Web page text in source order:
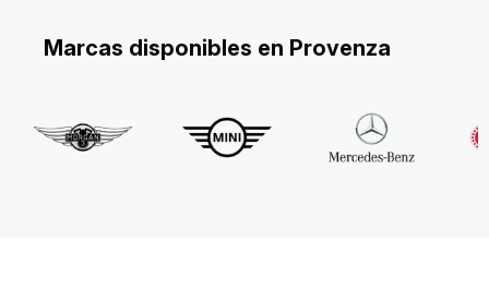
Marcas disponibles en Provenza